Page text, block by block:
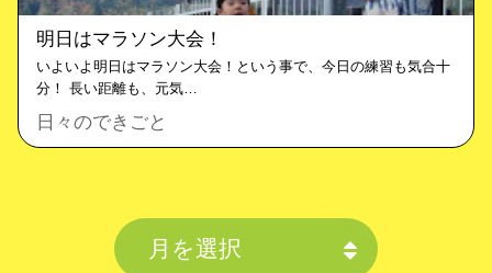
明日はマラソン大会！
いよいよ明日はマラソン大会！という事で、今日の練習も気合十
分！ 長い距離も、元気…
日々のできごと